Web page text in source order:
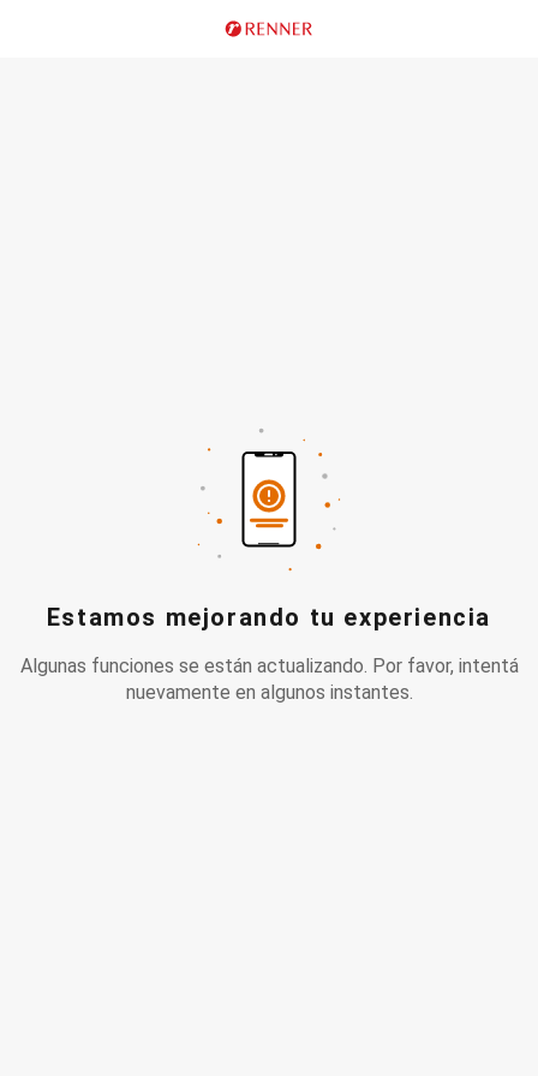
Estamos mejorando tu experiencia
Algunas funciones se están actualizando. Por favor, intentá
nuevamente en algunos instantes.